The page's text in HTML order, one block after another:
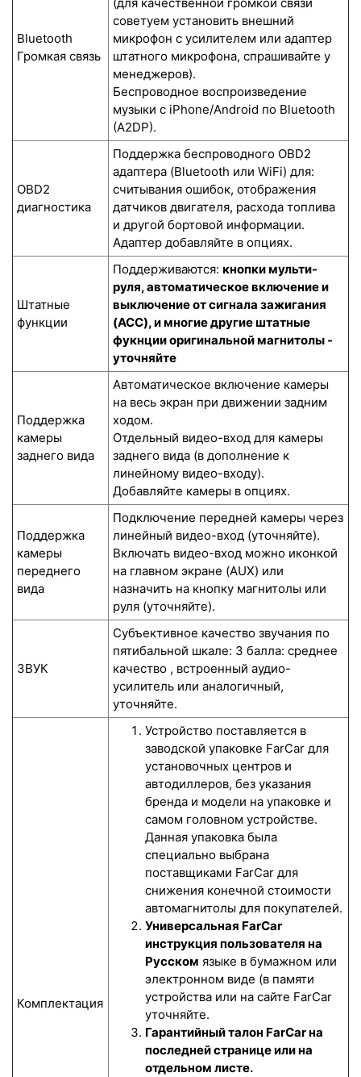
Bluetooth
Громкая связь
(для качественной громкой связи
советуем установить внешний
микрофон с усилителем или адаптер
штатного микрофона, спрашивайте у
менеджеров).
Беспроводное воспроизведение
музыки с iPhone/Android по Bluetooth
(A2DP).
OBD2
диагностика
Поддержка беспроводного OBD2
адаптера (Bluetooth или WiFi) для:
считывания ошибок, отображения
датчиков двигателя, расхода топлива
и другой бортовой информации.
Адаптер добавляйте в опциях.
Штатные
функции
Поддерживаются: кнопки мульти-
руля, автоматическое включение и
выключение от сигнала зажигания
(ACC), и многие другие штатные
фукнции оригинальной магнитолы -
уточняйте
Поддержка
камеры
заднего вида
Автоматическое включение камеры
на весь экран при движении задним
ходом.
Отдельный видео-вход для камеры
заднего вида (в дополнение к
линейному видео-входу).
Добавляйте камеры в опциях.
Поддержка
камеры
переднего
вида
Подключение передней камеры через
линейный видео-вход (уточняйте).
Включать видео-вход можно иконкой
на главном экране (AUX) или
назначить на кнопку магнитолы или
руля (уточняйте).
ЗВУК
Субъективное качество звучания по
пятибальной шкале: 3 балла: среднее
качество , встроенный аудио-
усилитель или аналогичный,
уточняйте.
Комплектация
Устройство поставляется в
заводской упаковке FarCar для
установочных центров и
автодиллеров, без указания
бренда и модели на упаковке и
самом головном устройстве.
Данная упаковка была
специально выбрана
поставщиками FarCar для
снижения конечной стоимости
автомагнитолы для покупателей.
Универсальная FarCar
инструкция пользователя на
Русском языке в бумажном или
электронном виде (в памяти
устройства или на сайте FarCar
уточняйте.
Гарантийный талон FarCar на
последней странице или на
отдельном листе.